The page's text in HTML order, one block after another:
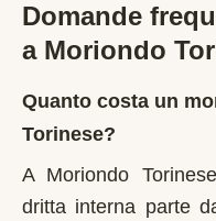
Domande
a Moriondo
Quanto costa un
Torinese?
A Moriondo
dritta interna parte